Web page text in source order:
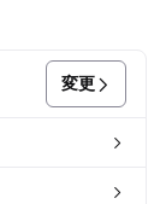
変更